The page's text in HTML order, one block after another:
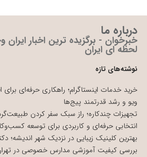
درباره ما
خبرخوان - برگزیده ترین اخبار ایران
لحظه ای ایران
نوشته‌های تازه
خرید خدمات اینستاگرام؛ راهکاری حرفه‌ای برای
ویو و رشد قدرتمند پیج‌ها
تجهیزات چندکاره؛ راز سبک سفر کردن
انتخابی حرفه‌ای و کاربردی برای توسعه
بهترین کلینیک زیبایی در نزدیک شهر اندیشه؛
بررسی کیفیت آموزشی مدارس خصوصی در